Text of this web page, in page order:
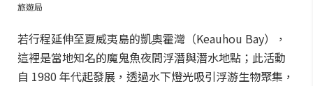
旅遊局
若行程延伸至夏威夷島的凱奧霍灣（Keauhou Bay），
這裡是當地知名的魔鬼魚夜間浮潛與潛水地點；此活動
自 1980 年代起發展，透過水下燈光吸引浮游生物聚集，